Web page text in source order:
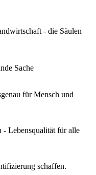
- die Säulen
Sache
für Mensch und
- Lebensqualität für alle
schaffen.